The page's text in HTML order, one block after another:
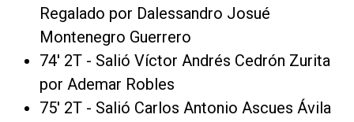
Regalado por Dalessandro Josué
Montenegro Guerrero
74' 2T - Salió Víctor Andrés Cedrón Zurita
por Ademar Robles
75' 2T - Salió Carlos Antonio Ascues Ávila